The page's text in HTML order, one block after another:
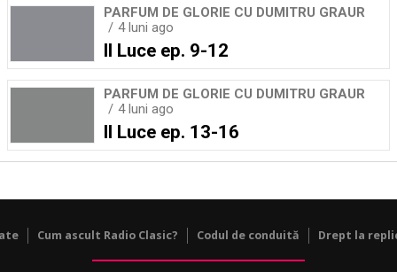
PARFUM DE GLORIE CU DUMITRU GRAUR
4 luni ago
Il Luce ep. 9-12
PARFUM DE GLORIE CU DUMITRU GRAUR
4 luni ago
Il Luce ep. 13-16
Cum ascult Radio Clasic? Codul de conduită Drept la